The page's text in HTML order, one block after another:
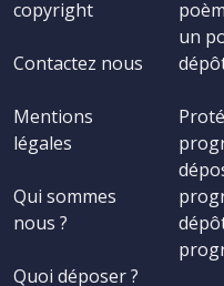
copyright
Contactez nous
Mentions
légales
Qui sommes
nous ?
Quoi déposer ?
un